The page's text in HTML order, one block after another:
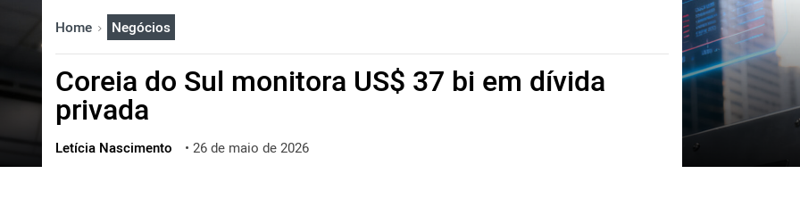
한국어
العربية
ไทย
ქართული
Home Negócios
Coreia do Sul monitora US$ 37 bi em dívida
privada
Letícia Nascimento • 26 de maio de 2026